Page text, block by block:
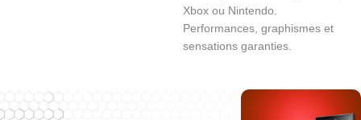
Xbox ou Nintendo.
Performances, graphismes et
sensations garanties.